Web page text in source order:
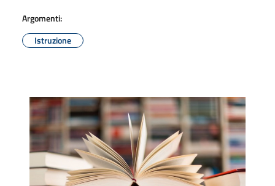
Argomenti:
Istruzione